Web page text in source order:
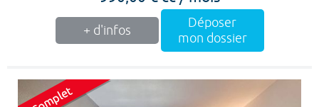
+ d'infos
Déposer
mon dossier